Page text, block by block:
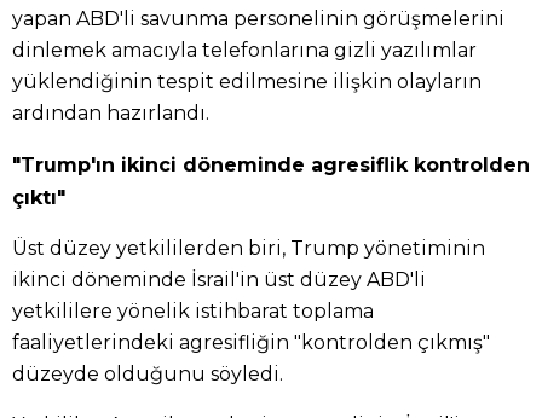
yapan ABD'li savunma personelinin görüşmelerini
dinlemek amacıyla telefonlarına gizli yazılımlar
yüklendiğinin tespit edilmesine ilişkin olayların
ardından hazırlandı.
"Trump'ın ikinci döneminde agresiflik kontrolden
çıktı"
Üst düzey yetkililerden biri, Trump yönetiminin
ikinci döneminde İsrail'in üst düzey ABD'li
yetkililere yönelik istihbarat toplama
faaliyetlerindeki agresifliğin "kontrolden çıkmış"
düzeyde olduğunu söyledi.